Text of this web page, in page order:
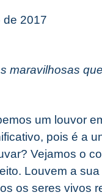
de 2017
maravilhosas
um louvor
pois é a
Vejamos o
Louvem a
os seres vivos